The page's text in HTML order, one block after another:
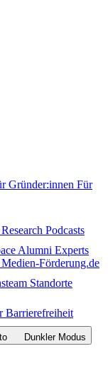
Gründer:innen Für
Research Podcasts
Alumni Experts
Medien-Förderung.de
Standorte
Barrierefreiheit
DunklerModus